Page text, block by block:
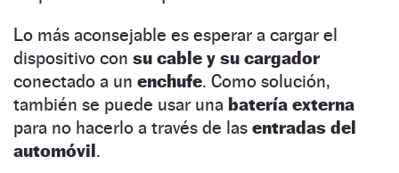
Lo más aconsejable es esperar a cargar el
dispositivo con su cable y su cargador
conectado a un enchufe. Como solución,
también se puede usar una batería externa
para no hacerlo a través de las entradas del
automóvil.